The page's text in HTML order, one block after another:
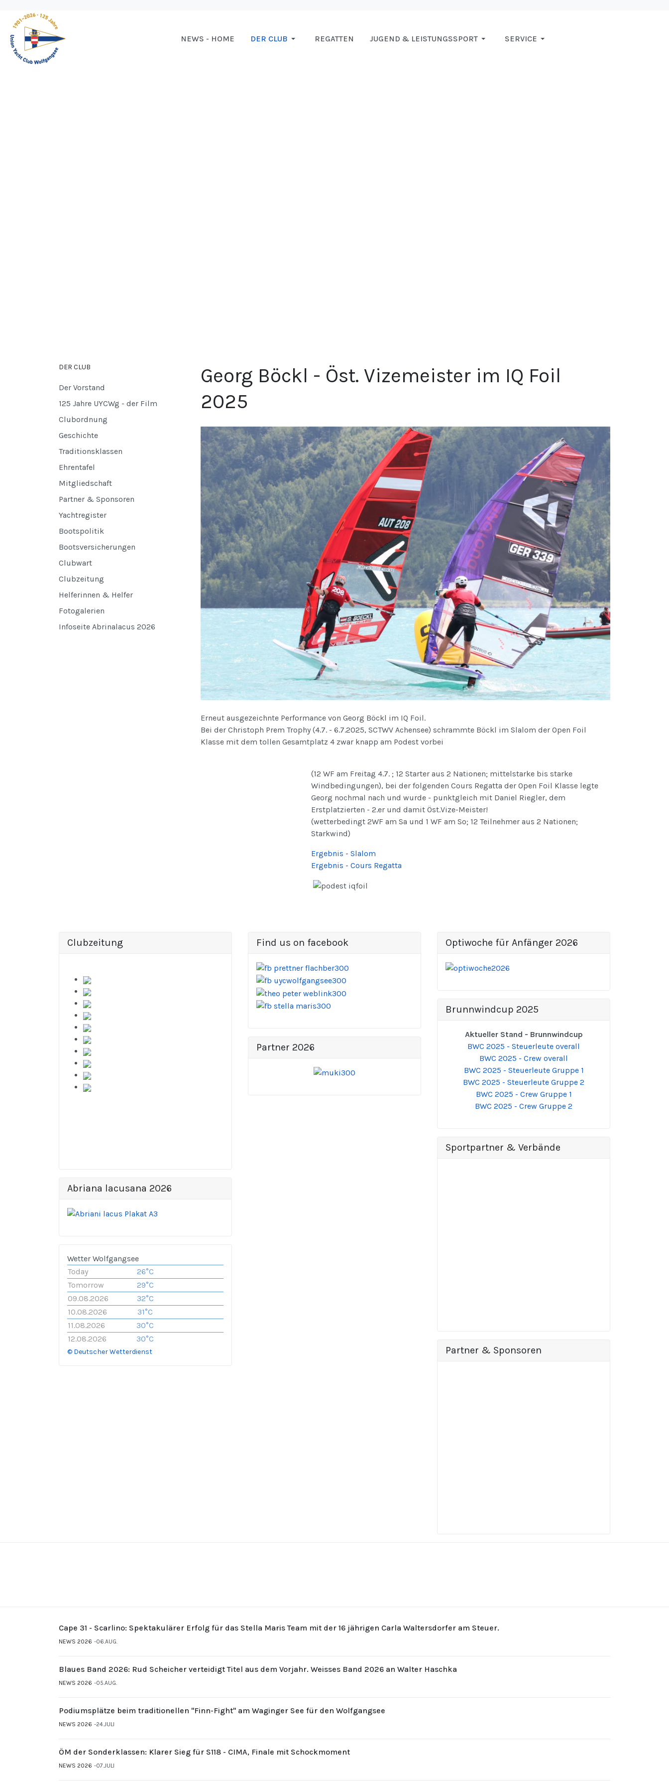
NEWS - HOME DER CLUB REGATTEN JUGEND & LEISTUNGSSPORT SERVICE
Georg Böckl - Öst. Vizemeister im IQ Foil
2025
Erneut ausgezeichnte Performance von Georg Böckl im IQ Foil.
Bei der Christoph Prem Trophy (4.7. - 6.7.2025, SCTWV Achensee) schrammte Böckl im Slalom der Open Foil
Klasse mit dem tollen Gesamtplatz 4 zwar knapp am Podest vorbei
(12 WF am Freitag 4.7. ; 12 Starter aus 2 Nationen; mittelstarke bis starke
Windbedingungen), bei der folgenden Cours Regatta der Open Foil Klasse legte
Georg nochmal nach und wurde - punktgleich mit Daniel Riegler, dem
Erstplatzierten - 2.er und damit Öst.Vize-Meister!
(wetterbedingt 2WF am Sa und 1 WF am So; 12 Teilnehmer aus 2 Nationen;
Starkwind)
Ergebnis - Slalom
Ergebnis - Cours Regatta
DER CLUB
Der Vorstand
125 Jahre UYCWg - der Film
Clubordnung
Geschichte
Traditionsklassen
Ehrentafel
Mitgliedschaft
Partner & Sponsoren
Yachtregister
Bootspolitik
Bootsversicherungen
Clubwart
Clubzeitung
Helferinnen & Helfer
Fotogalerien
Infoseite Abrinalacus 2026
Clubzeitung
Abriana lacusana 2026
Wetter Wolfgangsee
Today
26°C
Tomorrow
29°C
09.08.2026
32°C
10.08.2026
31°C
11.08.2026
30°C
12.08.2026
30°C
© Deutscher Wetterdienst
Find us on facebook
Partner 2026
Optiwoche für Anfänger 2026
Brunnwindcup 2025
Aktueller Stand - Brunnwindcup
BWC 2025 - Steuerleute overall
BWC 2025 - Crew overall
BWC 2025 - Steuerleute Gruppe 1
BWC 2025 - Steuerleute Gruppe 2
BWC 2025 - Crew Gruppe 1
BWC 2025 - Crew Gruppe 2
Sportpartner & Verbände
Partner & Sponsoren
Cape 31 - Scarlino: Spektakulärer Erfolg für das Stella Maris Team mit der 16 jährigen Carla Waltersdorfer am Steuer.
NEWS 2026 06.AUG.
Blaues Band 2026: Rud Scheicher verteidigt Titel aus dem Vorjahr. Weisses Band 2026 an Walter Haschka
NEWS 2026 05.AUG.
Podiumsplätze beim traditionellen "Finn-Fight" am Waginger See für den Wolfgangsee
NEWS 2026 24.JULI
ÖM der Sonderklassen: Klarer Sieg für S118 - CIMA, Finale mit Schockmoment
NEWS 2026 07.JULI